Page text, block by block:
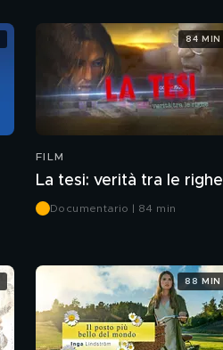
FILM
La tesi: verità tra le righe
Documentario | 84 min
84 MIN
88 MIN